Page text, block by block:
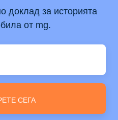
доклад за историята
от mg.
СЕГА